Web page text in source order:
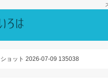
ショット 2026-07-09 135038